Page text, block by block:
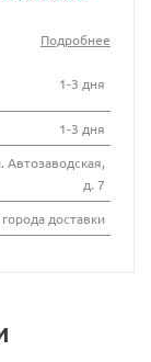
Подробнее
1-3 дня
1-3 дня
Автозаводская,
д. 7
доставки